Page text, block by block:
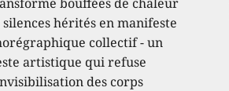
silences hérités en manifeste
collectif - un
artistique qui refuse
des corps